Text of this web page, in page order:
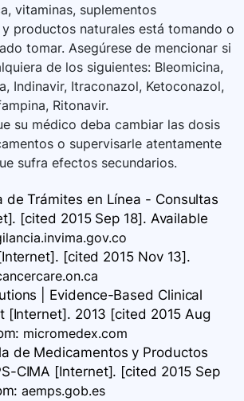
vitaminas, suplementos
productos naturales está tomando o
tomar. Asegúrese de mencionar si
de los siguientes: Bleomicina,
Indinavir, Itraconazol, Ketoconazol,
Ritonavir.
su médico deba cambiar las dosis
o supervisarle atentamente
sufra efectos secundarios.
de Trámites en Línea - Consultas
[cited 2015 Sep 18]. Available
[cited 2015 Nov 13].
| Evidence-Based Clinical
[Internet]. 2013 [cited 2015 Aug
micromedex.com
de Medicamentos y Productos
CIMA [Internet]. [cited 2015 Sep
aemps.gob.es